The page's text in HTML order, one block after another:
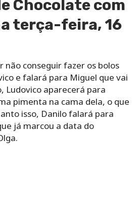
Chocolate com
terça-feira, 16
não conseguir fazer os bolos
e falará para Miguel que vai
Ludovico aparecerá para
pimenta na cama dela, o que
isso, Danilo falará para
já marcou a data do